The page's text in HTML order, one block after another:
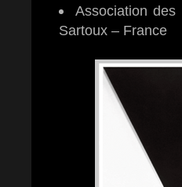
Association des
Sartoux – France